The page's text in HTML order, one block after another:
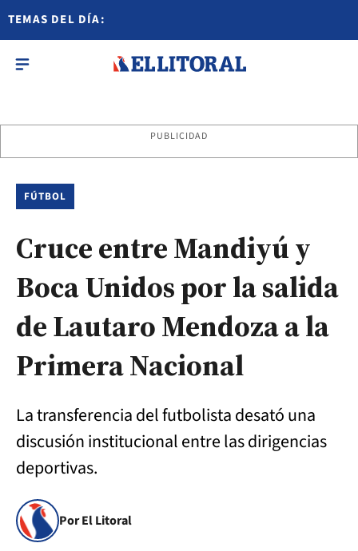
TEMAS DEL DÍA:
PUBLICIDAD
FÚTBOL
Cruce entre Mandiyú y
Boca Unidos por la salida
de Lautaro Mendoza a la
Primera Nacional
La transferencia del futbolista desató una
discusión institucional entre las dirigencias
deportivas.
Por El Litoral